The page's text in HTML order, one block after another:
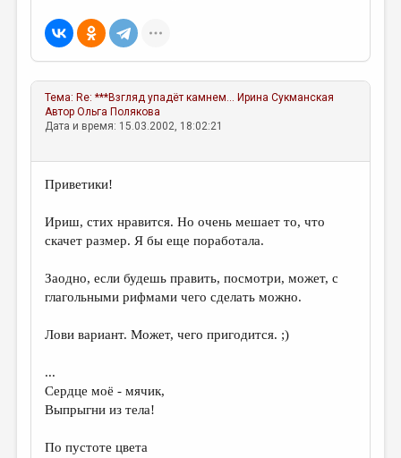
РЕДКОЛЛЕГИЯ
МАЛАЯ ПРОЗА
ЭССЕИСТИКА
ЛИТЕРАТУРОВЕДЕНИЕ
КУЛЬТУРОВЕДЕНИЕ
ПУБЛИЦИСТИКА
ЦИКЛЫ ПУБЛИКАЦИЙ
ВКОНТАКТЕ
Тема: Re: ***Взгляд упадёт камнем... Ирина Сукманская
АвторОльга Полякова
Дата и время: 15.03.2002, 18:02:21
Приветики!
Ириш, стих нравится. Но очень мешает то, что
скачет размер. Я бы еще поработала.
Заодно, если будешь править, посмотри, может, с
глагольными рифмами чего сделать можно.
Лови вариант. Может, чего пригодится. ;)
...
Сердце моё - мячик,
Выпрыгни из тела!
По пустоте цвета